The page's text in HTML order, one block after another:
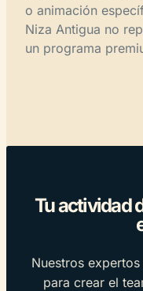
o animación
Niza Antigua no
un programa
Tu actividad
Nuestros
para crear el